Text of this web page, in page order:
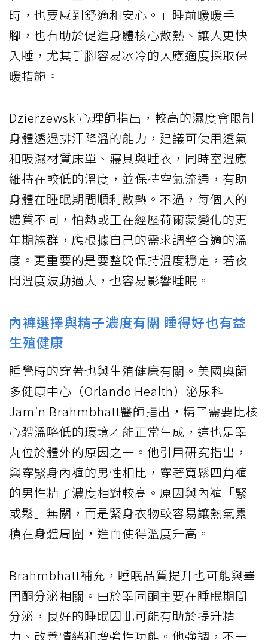
時，也要感到舒適和安心。」睡前暖暖手
腳，也有助於促進身體核心散熱、讓人更快
入睡，尤其手腳容易冰冷的人應適度採取保
暖措施。
Dzierzewski心理師指出，較高的濕度會限制
身體透過排汗降溫的能力，建議可使用透氣
和吸濕材質床單、寢具與睡衣，同時室溫應
維持在較低的溫度，並保持空氣流通，有助
身體在睡眠期間順利散熱。不過，每個人的
體質不同，怕熱或正在經歷荷爾蒙變化的更
年期族群，應根據自己的需求調整合適的溫
度。更重要的是要整晚保持溫度穩定，若夜
間溫度波動過大，也容易影響睡眠。
內褲選擇與精子濃度有關 睡得好也有益
生殖健康
睡覺時的穿著也與生殖健康有關。美國奧蘭
多健康中心（Orlando Health）泌尿科
Jamin Brahmbhatt醫師指出，精子需要比核
心體溫略低的環境才能正常生成，這也是睪
丸位於體外的原因之一。他引用研究指出，
與穿緊身內褲的男性相比，穿著寬鬆四角褲
的男性精子濃度相對較高。原因與內褲「緊
或鬆」無關，而是緊身衣物較容易讓熱氣累
積在身體周圍，進而使得溫度升高。
Brahmbhatt補充，睡眠品質提升也可能與睪
固酮分泌相關。由於睪固酮主要在睡眠期間
分泌，良好的睡眠因此可能有助於提升精
力、改善情緒和增強性功能。他強調，不一